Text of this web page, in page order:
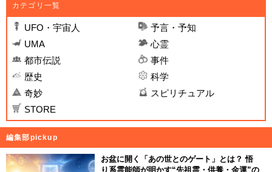
カテゴリ一覧
UFO・宇宙人
予言・予知
UMA
心霊
都市伝説
事件
歴史
科学
奇妙
スピリチュアル
STORE
編集部pickup
お盆に開く「あの世とのゲート」とは？ 悟
り系霊能師が明かす“先祖霊・供養・金運”の